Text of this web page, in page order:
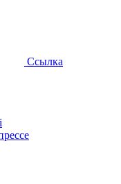
Ссылка